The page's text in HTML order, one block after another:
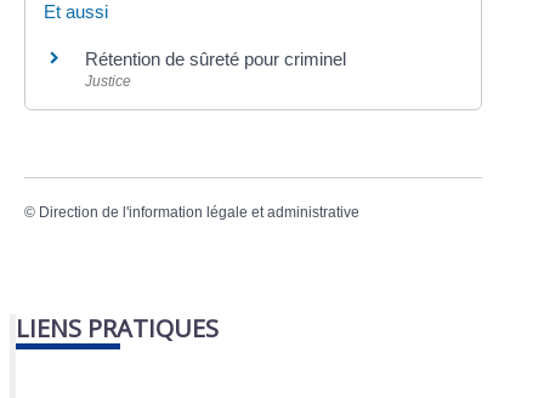
Et aussi
Rétention de sûreté pour criminel
Justice
© Direction de l'information légale et administrative
LIENS PRATIQUES